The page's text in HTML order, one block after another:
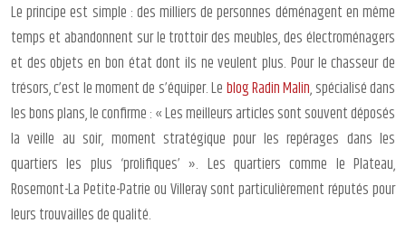
Le principe est simple : des milliers de personnes déménagent en même
temps et abandonnent sur le trottoir des meubles, des électroménagers
et des objets en bon état dont ils ne veulent plus. Pour le chasseur de
trésors, c’est le moment de s’équiper. Leblog Radin Malin, spécialisé dans
les bons plans, le confirme : « Les meilleurs articles sont souvent déposés
la veille au soir, moment stratégique pour les repérages dans les
quartiers les plus ‘prolifiques’ ». Les quartiers comme le Plateau,
Rosemont-La Petite-Patrie ou Villeray sont particulièrement réputés pour
leurs trouvailles de qualité.